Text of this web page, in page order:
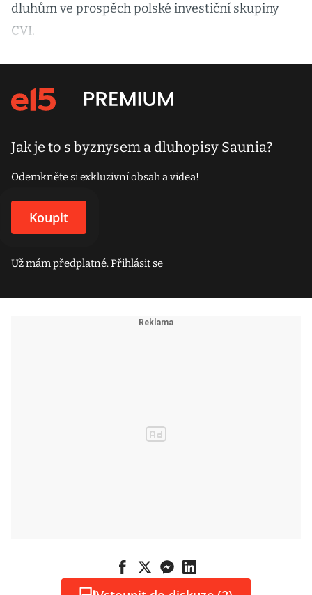
dluhům ve prospěch polské investiční skupiny
CVI.
Jak je to s byznysem a dluhopisy Saunia?
Odemkněte si exkluzivní obsah a videa!
Koupit
Už mám předplatné.Přihlásit se